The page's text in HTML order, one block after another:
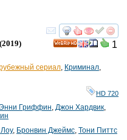
смотреть
1
(2019)
сериал, Криминал,
HD 720
Гриффин, Джон Хардвик,
, Бронвин Джеймс, Тони Питтс